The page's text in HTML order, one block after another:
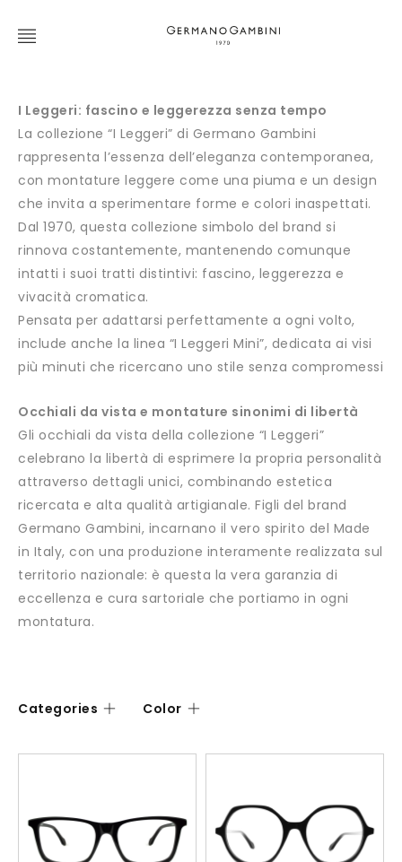
I Leggeri: fascino e leggerezza senza tempo
La collezione “I Leggeri” di Germano Gambini
rappresenta l’essenza dell’eleganza contemporanea,
con montature leggere come una piuma e un design
che invita a sperimentare forme e colori inaspettati.
Dal 1970, questa collezione simbolo del brand si
rinnova costantemente, mantenendo comunque
intatti i suoi tratti distintivi: fascino, leggerezza e
vivacità cromatica.
Pensata per adattarsi perfettamente a ogni volto,
include anche la linea “I Leggeri Mini”, dedicata ai visi
più minuti che ricercano uno stile senza compromessi
Occhiali da vista e montature sinonimi di libertà
Gli occhiali da vista della collezione “I Leggeri”
celebrano la libertà di esprimere la propria personalità
attraverso dettagli unici, combinando estetica
ricercata e alta qualità artigianale. Figli del brand
Germano Gambini, incarnano il vero spirito del Made
in Italy, con una produzione interamente realizzata sul
territorio nazionale: è questa la vera garanzia di
eccellenza e cura sartoriale che portiamo in ogni
montatura.
Categories Color